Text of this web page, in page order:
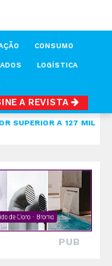
CONSUMO
LOGÍSTICA
A REVISTA
SUPERIOR A 127 MIL
PUB